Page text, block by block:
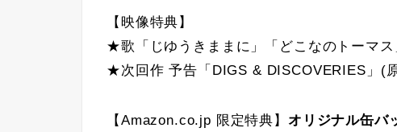
【映像特典】
★歌「じゆうきままに」「どこなのトーマ
★次回作 予告「DIGS & DISCOVERIES」(
【Amazon.co.jp 限定特典】 オリジナル缶バ